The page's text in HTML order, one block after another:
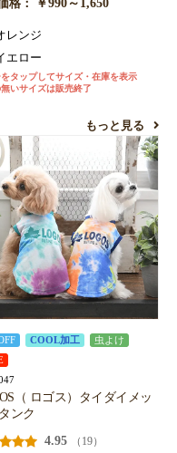
格：
￥990～1,650
レンジ
エロー
タップしてサイズ・在庫を表示
いサイズは販売終了
もっと見る
COOL加工
虫よけ
（ ロゴス）タイダイメッ
ンク
4.95
（19）